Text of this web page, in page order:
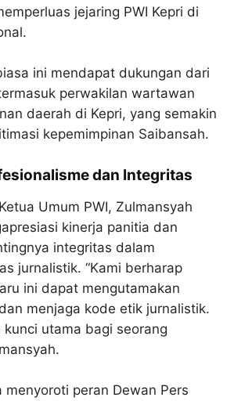
jejaring PWI Kepri di
ini mendapat dukungan dari
perwakilan wartawan
daerah di Kepri, yang semakin
kepemimpinan Saibansah.
dan Integritas
Umum PWI, Zulmansyah
kinerja panitia dan
integritas dalam
jurnalistik. “Kami berharap
ini dapat mengutamakan
menjaga kode etik jurnalistik.
utama bagi seorang
menyoroti peran Dewan Pers